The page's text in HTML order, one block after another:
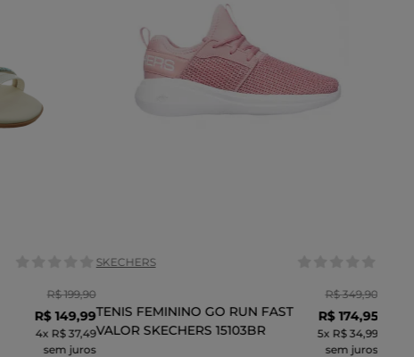
R$ 199,90
R$ 149,99
4x R$ 37,49
sem juros
SKECHERS
TENIS FEMININO GO RUN FAST
VALOR SKECHERS 15103BR
R$ 349,90
R$ 174,95
5x R$ 34,99
sem juros